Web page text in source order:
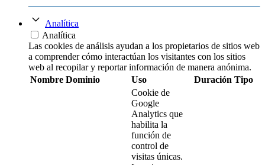
Analítica
Analítica
Las cookies de análisis ayudan a los propietarios de sitios web
a comprender cómo interactúan los visitantes con los sitios
web al recopilar y reportar información de manera anónima.
Nombre Dominio Uso Duración Tipo
Cookie de
Google
Analytics que
habilita la
función de
control de
visitas únicas.